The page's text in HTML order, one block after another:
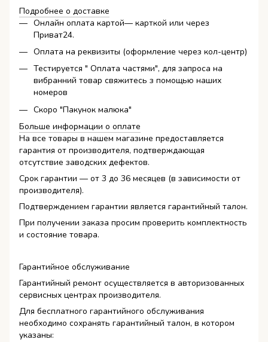
Подробнее о доставке
Онлайн оплата картой— карткой или через
Приват24.
Оплата на реквизиты (оформление через кол-центр)
Тестируется " Оплата частями", для запроса на
вибранний товар свяжитесь з помощью наших
номеров
Скоро "Пакунок малюка"
Больше информации о оплате
На все товары в нашем магазине предоставляется
гарантия от производителя, подтверждающая
отсутствие заводских дефектов.
Срок гарантии — от 3 до 36 месяцев (в зависимости от
производителя).
Подтверждением гарантии является гарантийный талон.
При получении заказа просим проверить комплектность
и состояние товара.
Гарантийное обслуживание
Гарантийный ремонт осуществляется в авторизованных
сервисных центрах производителя.
Для бесплатного гарантийного обслуживания
необходимо сохранять гарантийный талон, в котором
указаны: